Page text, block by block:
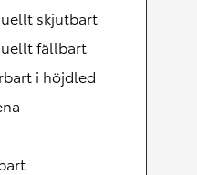
skjutbart
fällbart
i höjdled